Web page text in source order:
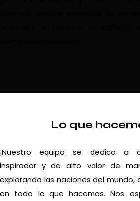
Lo que
¡Nuestro equipo se dedica a
inspirador y de alto valor de
explorando las naciones del mundo,
en todo lo que hacemos. Nos